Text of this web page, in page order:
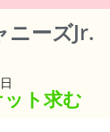
ニーズJr.
ト求む